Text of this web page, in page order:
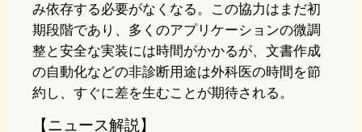
み依存する必要がなくなる。この協力はまだ初
期段階であり、多くのアプリケーションの微調
整と安全な実装には時間がかかるが、文書作成
の自動化などの非診断用途は外科医の時間を節
約し、すぐに差を生むことが期待される。
【ニュース解説】